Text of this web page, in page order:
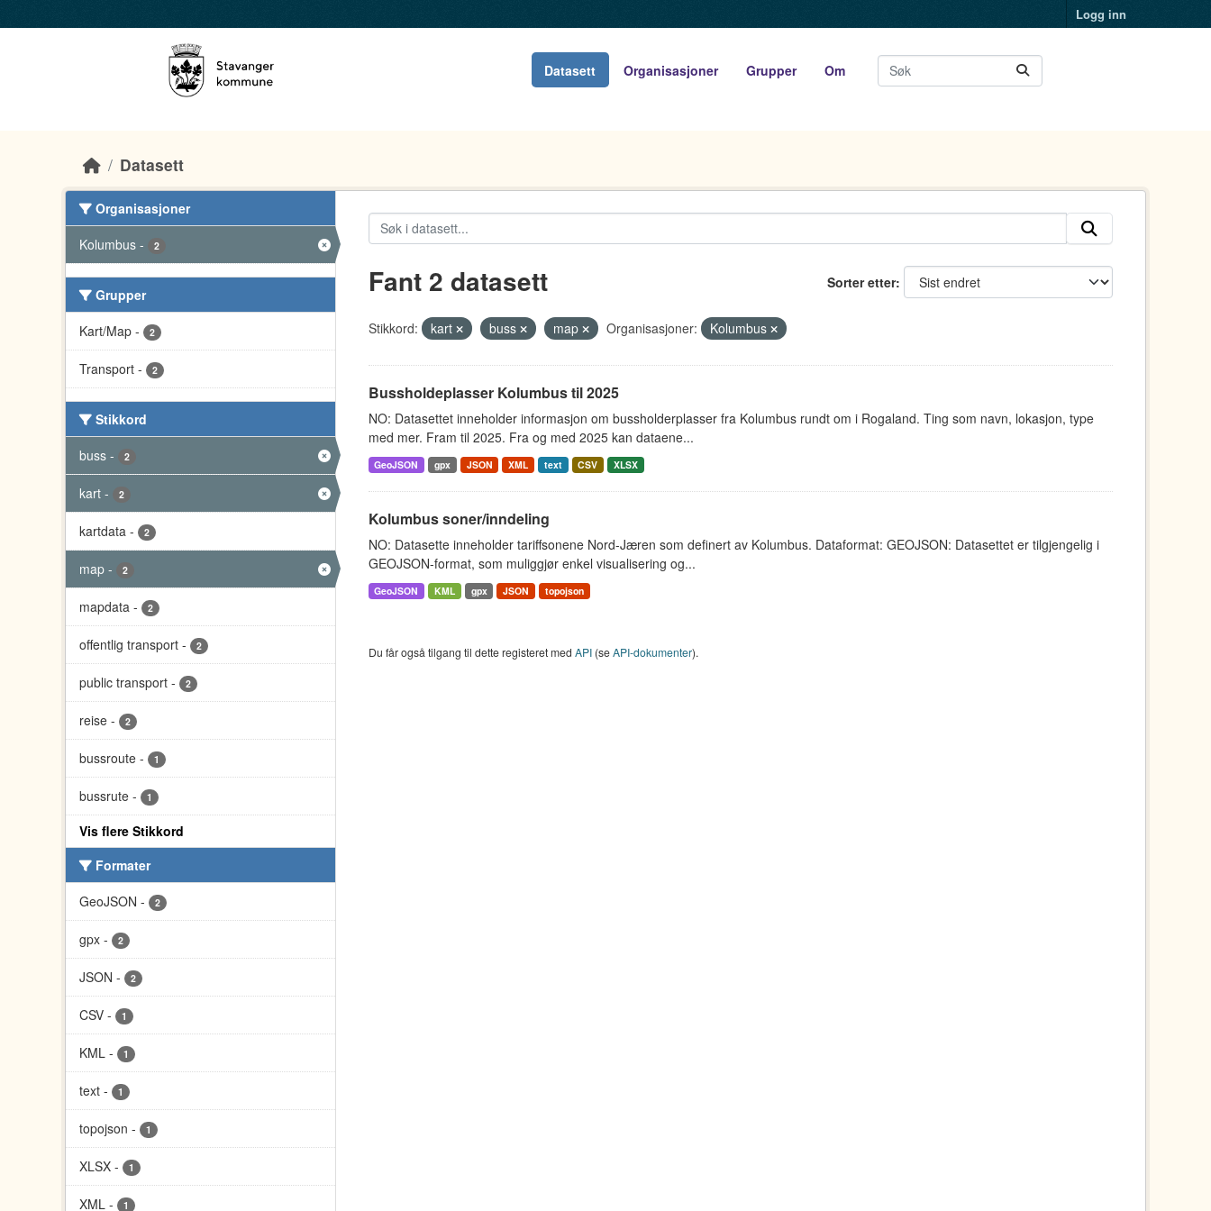
Logg inn
Datasett Organisasjoner Grupper Om
Datasett
Organisasjoner
Kolumbus - 2
Grupper
Kart/Map - 2
Transport - 2
Stikkord
buss - 2
kart - 2
kartdata - 2
map - 2
mapdata - 2
offentlig transport - 2
public transport - 2
reise - 2
bussroute - 1
bussrute - 1
Vis flere Stikkord
Formater
GeoJSON - 2
gpx - 2
JSON - 2
CSV - 1
KML - 1
text - 1
topojson - 1
XLSX - 1
XML - 1
Sorter etter
Fant 2 datasett
Stikkord: kart buss map Organisasjoner: Kolumbus
Bussholdeplasser Kolumbus til 2025
NO: Datasettet inneholder informasjon om bussholderplasser fra Kolumbus rundt om i Rogaland. Ting som navn, lokasjon, type
med mer. Fram til 2025. Fra og med 2025 kan dataene...
GeoJSON gpx JSON XML text CSV XLSX
Kolumbus soner/inndeling
NO: Datasette inneholder tariffsonene Nord-Jæren som definert av Kolumbus. Dataformat: GEOJSON: Datasettet er tilgjengelig i
GEOJSON-format, som muliggjør enkel visualisering og...
GeoJSON KML gpx JSON topojson
Du får også tilgang til dette registeret med API(seAPI-dokumenter).